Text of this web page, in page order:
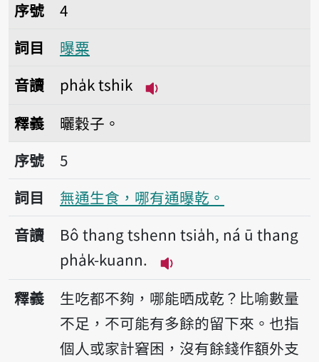
序號
4
詞目
曝粟
音讀
pha̍k tshik
釋義
曬穀子。
序號5無通生食，哪有通曝乾。
序號
5
詞目
無通生食，哪有通曝乾。
音讀
Bô thang tshenn tsia̍h, ná ū thang
pha̍k-kuann.
播放音讀Bô thang
釋義
生吃都不夠，哪能晒成乾？比喻數量
不足，不可能有多餘的留下來。也指
個人或家計窘困，沒有餘錢作額外支